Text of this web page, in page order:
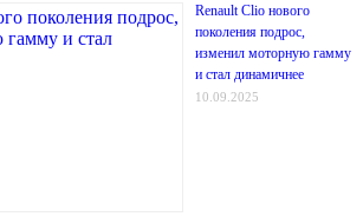
Renault Clio нового
поколения подрос,
изменил моторную гамму
и стал динамичнее
10.09.2025